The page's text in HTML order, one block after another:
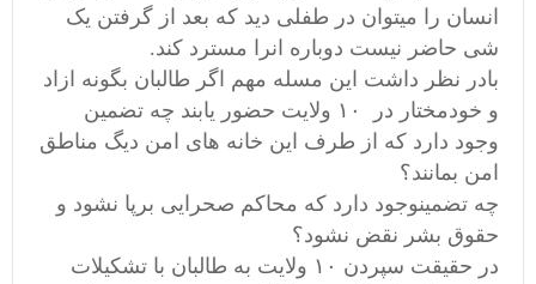
انسان را میتوان در طفلی دید که بعد از گرفتن یک
شی حاضر نیست دوباره انرا مسترد کند.
بادر نظر داشت این مسله مهم اگر طالبان بگونه ازاد
و خودمختار در ۱۰ ولایت حضور یابند چه تضمین
وجود دارد که از طرف این خانه های امن دیگ مناطق
امن بمانند؟
چه تضمینوجود دارد که محاکم صحرایی برپا نشود و
حقوق بشر نقض نشود؟
در حقیقت سپردن ۱۰ ولایت به طالبان با تشکیلات